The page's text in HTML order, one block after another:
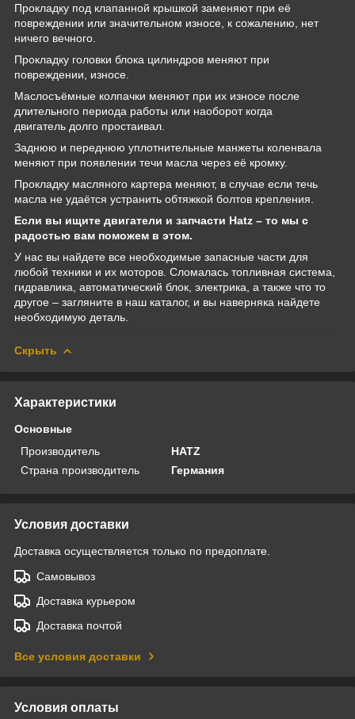
Прокладку под клапанной крышкой заменяют при её
повреждении или значительном износе, к сожалению, нет
ничего вечного.
Прокладку головки блока цилиндров меняют при
повреждении, износе.
Маслосъёмные колпачки меняют при их износе после
длительного периода работы или наоборот когда
двигатель долго простаивал.
Заднюю и переднюю уплотнительные манжеты коленвала
меняют при появлении течи масла через её кромку.
Прокладку масляного картера меняют, в случае если течь
масла не удаётся устранить обтяжкой болтов крепления.
Если вы ищите двигатели и запчасти Hatz – то мы с
радостью вам поможем в этом.
У нас вы найдете все необходимые запасные части для
любой техники и их моторов. Сломалась топливная система,
гидравлика, автоматический блок, электрика, а также что то
другое – загляните в наш каталог, и вы наверняка найдете
необходимую деталь.
Скрыть
Характеристики
Основные
Производитель
HATZ
Страна производитель
Германия
Условия доставки
Доставка осуществляется только по предоплате.
Самовывоз
Доставка курьером
Доставка почтой
Все условия доставки
Условия оплаты